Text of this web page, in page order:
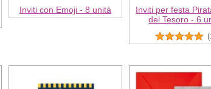
Inviti con Emoji - 8 unità
Inviti per festa
del Tesoro - 6